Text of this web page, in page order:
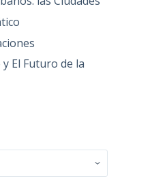
El Futuro de la